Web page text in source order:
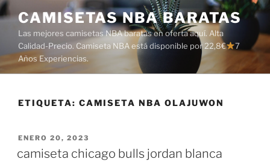
Saltar
al
contenido
CAMISETAS NBA BARATAS
Las mejores camisetas NBA baratas en oferta aquí. Alta
Calidad-Precio. Camiseta NBA está disponible por 22,8€
7
Años Experiencias.
ETIQUETA: CAMISETA NBA OLAJUWON
PUBLICADO
ENERO 20, 2023
camiseta chicago bulls jordan blanca